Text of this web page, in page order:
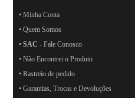
• Minha Conta
• Quem Somos
•SAC - Fale Conosco
• Não Encontrei o Produto
• Rastreio de pedido
• Garantias, Trocas e Devoluções